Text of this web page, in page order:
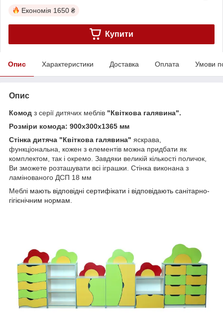
Економія 1650 ₴
Купити
Опис Характеристики Доставка Оплата Умови
Опис
Комод з серії дитячих меблів "Квіткова галявина".
Розміри комода: 900х300х1365 мм
Стінка дитяча "Квіткова галявина" яскрава,
функціональна, кожен з елементів можна придбати як
комплектом, так і окремо. Завдяки великій кількості поличок,
Ви зможете розташувати всі іграшки. Стінка виконана з
ламінованого ДСП 18 мм
Меблі мають відповідні сертифікати і відповідають санітарно-
гігієнічним нормам.